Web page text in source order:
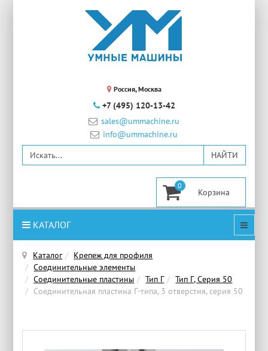
Россия, Москва
+7 (495) 120-13-42
sales@ummachine.ru
info@ummachine.ru
0
КАТАЛОГ
Каталог
Крепеж для профиля
Соединительные элементы
Соединительные пластины
Тип Г
Тип Г, Серия 50
Соединительная пластина Г-типа, 3 отверстия, серия 50